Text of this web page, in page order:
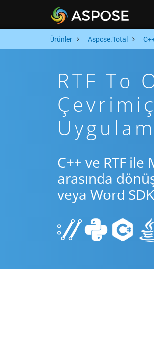
Ürünler Aspose.Total
RTF To
C++ ve RTF ile
arasında
veya Word